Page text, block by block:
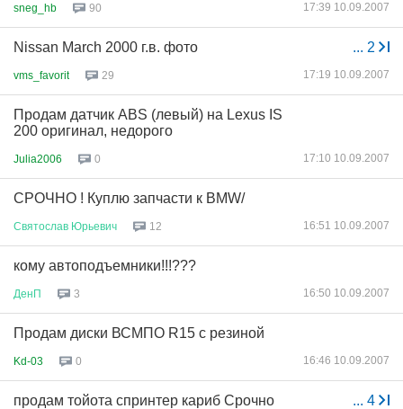
sneg_hb 90 17:39 10.09.2007
... 2
Nissan March 2000 г.в. фото
vms_favorit 29 17:19 10.09.2007
Продам датчик ABS (левый) на Lexus IS
200 оригинал, недорого
Julia2006 0 17:10 10.09.2007
СРОЧНО ! Куплю запчасти к BMW/
Святослав Юрьевич 12 16:51 10.09.2007
кому автоподъемники!!!???
ДенП 3 16:50 10.09.2007
Продам диски ВСМПО R15 с резиной
Kd-03 0 16:46 10.09.2007
... 4
продам тойота спринтер кариб Срочно